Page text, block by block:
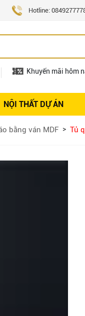
Hotline:
Khuyến mãi hôm
NỘI THẤT DỰ ÁN
Tuyển
bằng ván MDF Tủ